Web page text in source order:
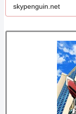
skypenguin.net